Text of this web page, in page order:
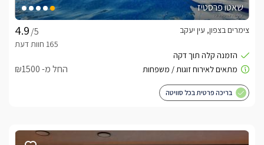
שאטו פרסטיז
/5
צימרים בצפון, עין יעקב
החל מ- ₪1500
בריכה פרטית בכל סוויטה